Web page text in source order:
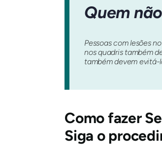
Quem
Pessoas com lesões
nos quadris também
também devem evitá-
Como fazer
Siga o